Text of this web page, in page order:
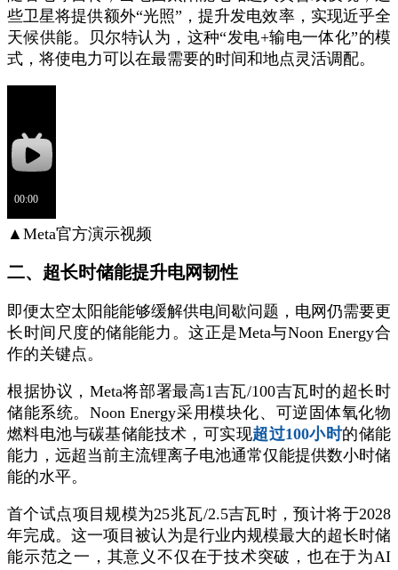
些卫星将提供额外“光照”，提升发电效率，实现近乎全
天候供能。贝尔特认为，这种“发电+输电一体化”的模
式，将使电力可以在最需要的时间和地点灵活调配。
▲Meta官方演示视频
二、超长时储能提升电网韧性
即便太空太阳能能够缓解供电间歇问题，电网仍需要更
长时间尺度的储能能力。这正是Meta与Noon Energy合
作的关键点。
根据协议，Meta将部署最高1吉瓦/100吉瓦时的超长时
储能系统。Noon Energy采用模块化、可逆固体氧化物
燃料电池与碳基储能技术，可实现超过100小时的储能
能力，远超当前主流锂离子电池通常仅能提供数小时储
能的水平。
首个试点项目规模为25兆瓦/2.5吉瓦时，预计将于2028
年完成。这一项目被认为是行业内规模最大的超长时储
能示范之一，其意义不仅在于技术突破，也在于为AI